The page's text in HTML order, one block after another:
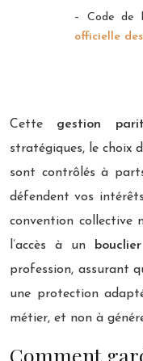
– Code de
officielle
Cette gestion
stratégiques, le choix
sont contrôlés à
défendent vos
convention collective
l’accès à un
profession, assurant
une protection
métier, et non à
Comment